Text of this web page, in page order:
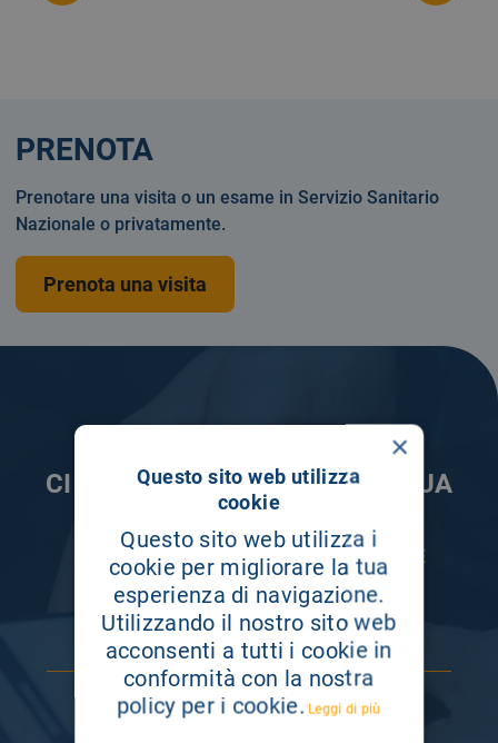
CI PRENDIAMO CURA DELLA TUA
INFORMAZIONE
ISCRIVITI AI NOSTRI CANALI PER RESTARE
SEMPRE AGGIORNATO
PRENOTA
Prenotare una visita o un esame in Servizio Sanitario
Nazionale o privatamente.
Prenota una visita
×
Questo sito web utilizza
cookie
Questo sito web utilizza i
cookie per migliorare la tua
esperienza di navigazione.
Utilizzando il nostro sito web
acconsenti a tutti i cookie in
conformità con la nostra
policy per i cookie. Leggi di più